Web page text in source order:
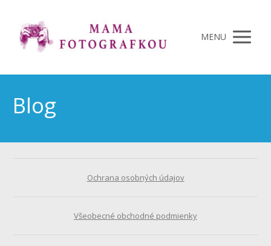
MENU
Blog
Ochrana osobných údajov
Všeobecné obchodné podmienky